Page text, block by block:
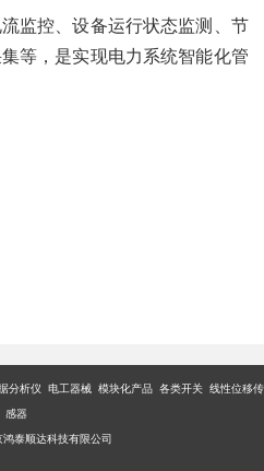
监控、设备运行状态监测、节
等，是实现电力系统智能化管
分析仪 电工器械 模块化产品 各类开关 线性位移传
感器
泰顺达科技有限公司